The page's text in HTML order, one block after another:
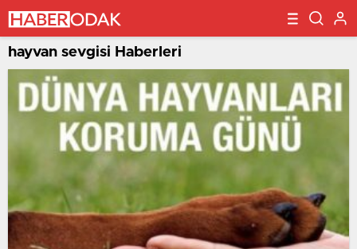
hayvan sevgisi Haberleri